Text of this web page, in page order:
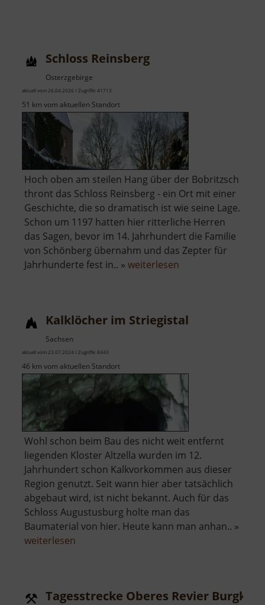
Schloss Reinsberg
Osterzgebirge
aktuell vom 26.04.2026 / Zugriffe: 41713
51 km vom aktuellen Standort
Hoch oben am steilen Hang über der Bobritzsch
thront das Schloss Reinsberg - ein Ort mit einer
Geschichte, die so dramatisch ist wie seine Lage.
Schon um 1197 hatten hier ritterliche Herren
das Sagen, bevor im 14. Jahrhundert die Familie
von Schönberg übernahm und das Zepter für
Jahrhunderte fest in.. » weiterlesen
Kalklöcher im Striegistal
Sachsen
aktuell vom 23.07.2024 / Zugriffe: 8443
46 km vom aktuellen Standort
Wohl schon beim Bau des nicht weit entfernt
liegenden Kloster Altzella wurden im 12.
Jahrhundert schon Kalkvorkommen aus dieser
Region genutzt. Seit wann hier aber tatsächlich
abgebaut wird, ist nicht bekannt. Auch für das
Schloss Augustusburg holte man das
Baumaterial von hier. Heute kann man anhan.. »
weiterlesen
Tagesstrecke Oberes Revier Burgk